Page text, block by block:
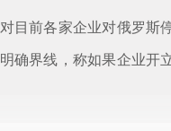
目前各家企业对俄罗斯
确界线，称如果企业开